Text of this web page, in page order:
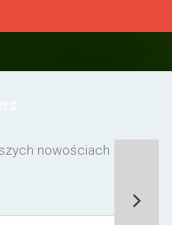
nowościach lub o